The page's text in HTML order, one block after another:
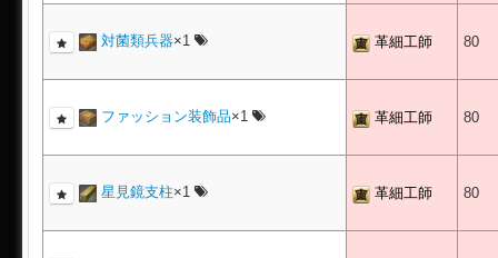
対菌類兵器×1 革細工師 80
ファッション装飾品×1 革細工師 80
星見鏡支柱×1 革細工師 80